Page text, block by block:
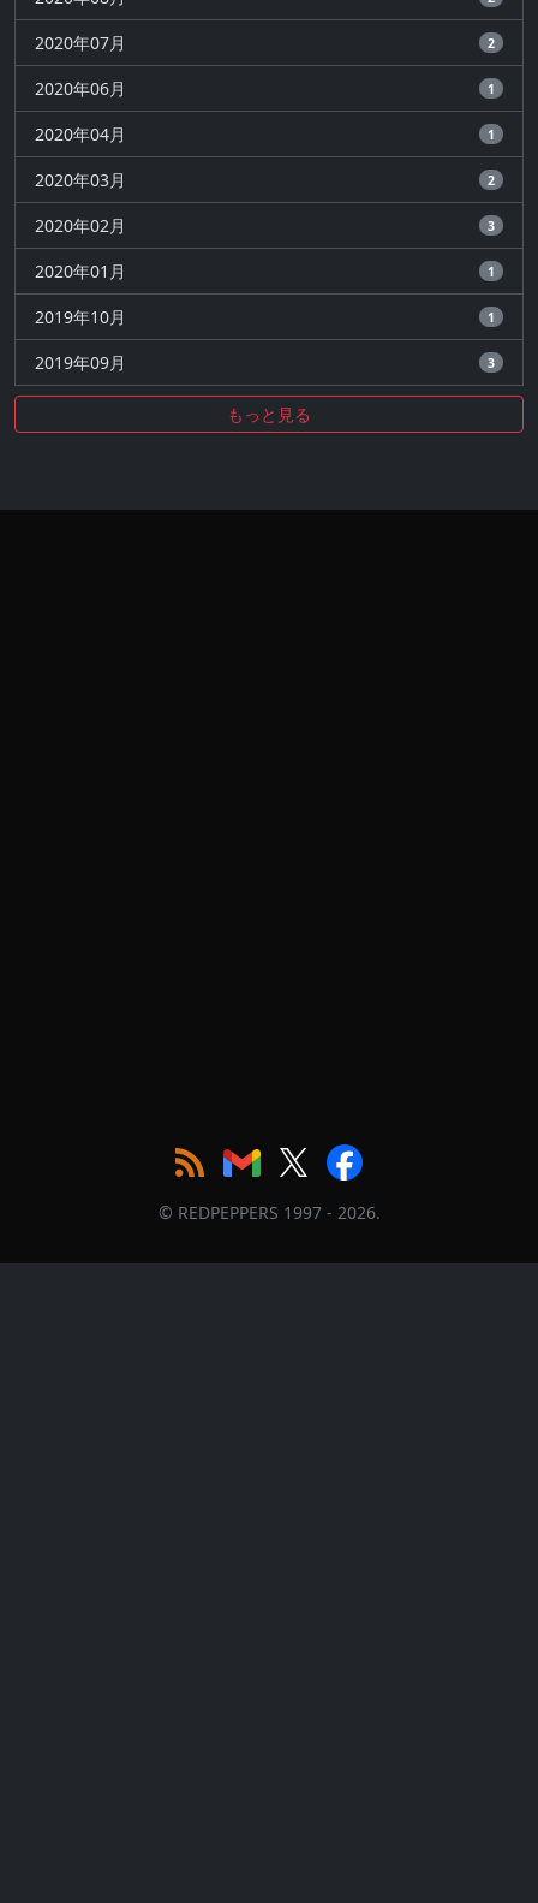
2020年07月 2
2020年06月 1
2020年04月 1
2020年03月 2
2020年02月 3
2020年01月 1
2019年10月 1
2019年09月 3
もっと見る
© REDPEPPERS 1997 - 2026.